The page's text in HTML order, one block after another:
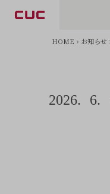
HOME お知らせ
2026. 6.